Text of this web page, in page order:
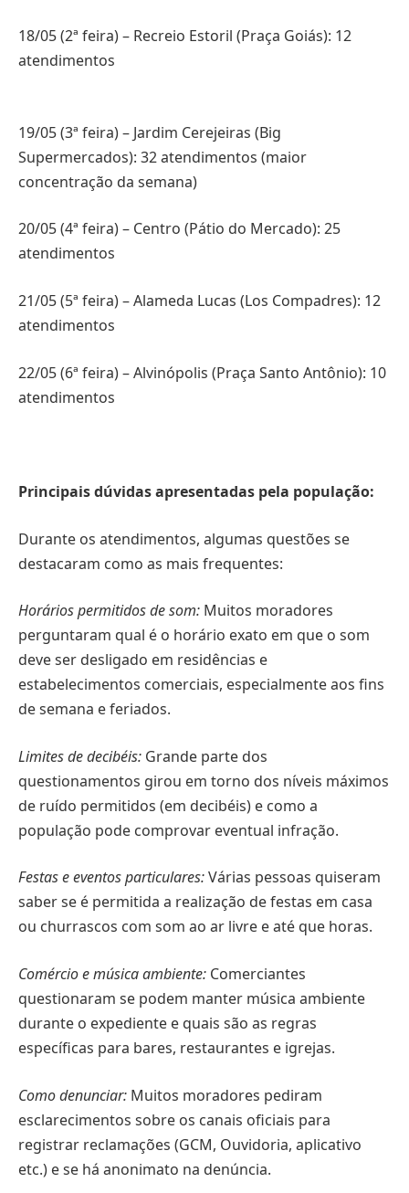
18/05 (2ª feira) – Recreio Estoril (Praça Goiás): 12
atendimentos
19/05 (3ª feira) – Jardim Cerejeiras (Big
Supermercados): 32 atendimentos (maior
concentração da semana)
20/05 (4ª feira) – Centro (Pátio do Mercado): 25
atendimentos
21/05 (5ª feira) – Alameda Lucas (Los Compadres): 12
atendimentos
22/05 (6ª feira) – Alvinópolis (Praça Santo Antônio): 10
atendimentos
Principais dúvidas apresentadas pela população:
Durante os atendimentos, algumas questões se
destacaram como as mais frequentes:
Horários permitidos de som: Muitos moradores
perguntaram qual é o horário exato em que o som
deve ser desligado em residências e
estabelecimentos comerciais, especialmente aos fins
de semana e feriados.
Limites de decibéis: Grande parte dos
questionamentos girou em torno dos níveis máximos
de ruído permitidos (em decibéis) e como a
população pode comprovar eventual infração.
Festas e eventos particulares:Várias pessoas quiseram
saber se é permitida a realização de festas em casa
ou churrascos com som ao ar livre e até que horas.
Comércio e música ambiente: Comerciantes
questionaram se podem manter música ambiente
durante o expediente e quais são as regras
específicas para bares, restaurantes e igrejas.
Como denunciar: Muitos moradores pediram
esclarecimentos sobre os canais oficiais para
registrar reclamações (GCM, Ouvidoria, aplicativo
etc.) e se há anonimato na denúncia.